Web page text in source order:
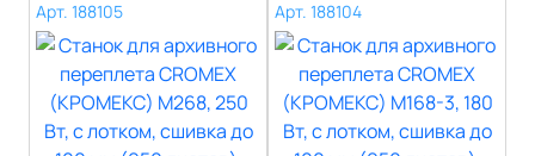
(КРОМЕКС) M268, 2..
Арт. 188105
(КРОМЕКС) M168-3,..
Арт. 188104